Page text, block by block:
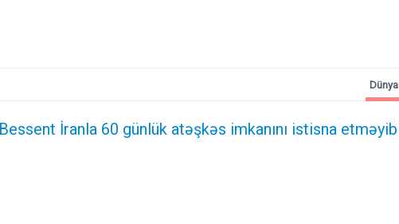
Bessent İranla 60 günlük atəşkəs imkanını istisna etməyib
Dünya